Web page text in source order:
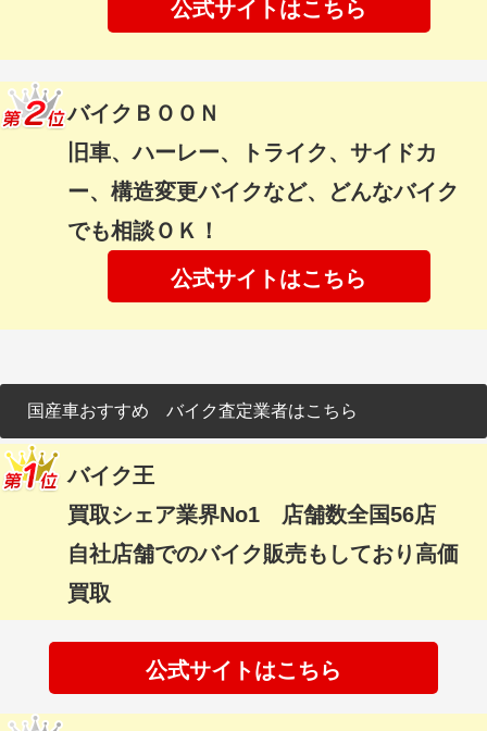
公式サイトはこちら
バイクＢＯＯＮ
旧車、ハーレー、トライク、サイドカ
ー、構造変更バイクなど、どんなバイク
でも相談ＯＫ！
公式サイトはこちら
国産車おすすめ バイク査定業者はこちら
バイク王
買取シェア業界No1 店舗数全国56店
自社店舗でのバイク販売もしており高価
買取
公式サイトはこちら